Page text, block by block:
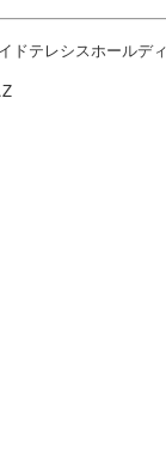
ドテレシスホールデ